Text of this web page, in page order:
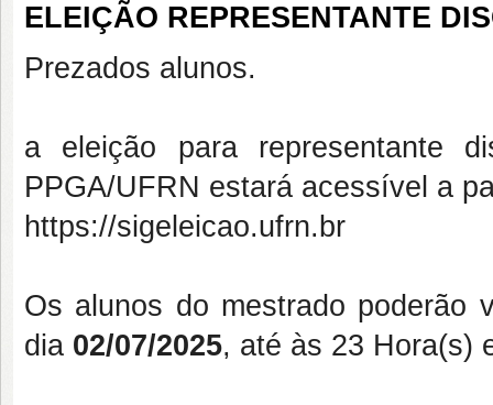
ELEIÇÃO REPRESENTANTE
Prezados alunos.
a eleição para representante
PPGA/UFRN estará acessível a
https://sigeleicao.ufrn.br
Os alunos do mestrado poderão
dia 02/07/2025, até às 23 Hora(s)